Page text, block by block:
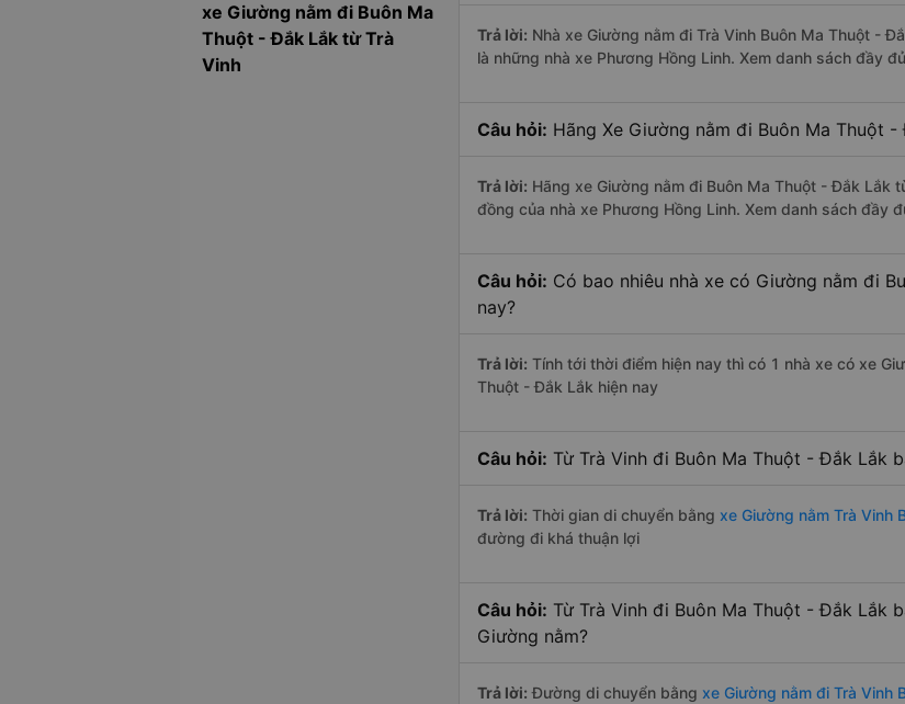
xe Giường nằm đi Buôn Ma
Thuột - Đắk Lắk từ Trà
Vinh
Trả lời: Nhà xe Giường nằm đi Trà Vinh Buôn Ma Thuột -
là những nhà xe Phương Hồng Linh. Xem danh sách đầy
Câu hỏi: Hãng Xe Giường nằm đi Buôn Ma Thuột
Trả lời: Hãng xe Giường nằm đi Buôn Ma Thuột - Đắk Lắk
đồng của nhà xe Phương Hồng Linh. Xem danh sách đầy
Câu hỏi: Có bao nhiêu nhà xe có Giường nằm đi
nay?
Trả lời: Tính tới thời điểm hiện nay thì có 1 nhà xe có xe
Thuột - Đắk Lắk hiện nay
Câu hỏi: Từ Trà Vinh đi Buôn Ma Thuột - Đắk Lắk
Trả lời: Thời gian di chuyển bằng xe Giường nằm Trà Vinh
đường đi khá thuận lợi
Câu hỏi: Từ Trà Vinh đi Buôn Ma Thuột - Đắk Lắk
Giường nằm?
Trả lời: Đường di chuyển bằng xe Giường nằm đi Trà Vinh